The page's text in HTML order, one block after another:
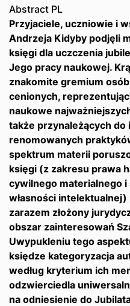
Abstract PL
Przyjaciele, uczniowie i
Andrzeja Kidyby podjęli
księgi dla uczczenia
Jego pracy naukowej.
znakomite gremium
cenionych,
naukowe
także przynależących
renomowanych
spektrum materii
księgi (z zakresu prawa
cywilnego materialnego
własności intelektualnej)
zarazem złożony
obszar zainteresowań
Uwypukleniu tego
księdze kategoryzacja
według kryterium ich
odzwierciedla
na odniesienie do